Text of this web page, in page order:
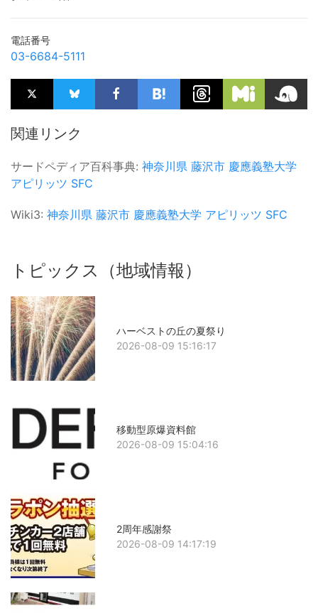
電話番号
03-6684-5111
関連リンク
サードペディア百科事典: 神奈川県 藤沢市 慶應義塾大学
アピリッツ SFC
Wiki3: 神奈川県 藤沢市 慶應義塾大学 アピリッツ SFC
トピックス（地域情報）
ハーベストの丘の夏祭り
2026-08-09 15:16:17
移動型原爆資料館
2026-08-09 15:04:16
2周年感謝祭
2026-08-09 14:17:19